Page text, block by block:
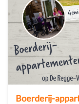
Boerderij-